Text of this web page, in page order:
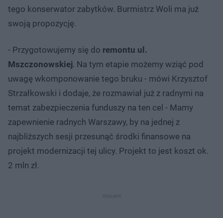
tego konserwator zabytków. Burmistrz Woli ma już
swoją propozycję.
- Przygotowujemy się do remontu ul.
Mszczonowskiej. Na tym etapie możemy wziąć pod
uwagę wkomponowanie tego bruku - mówi Krzysztof
Strzałkowski i dodaje, że rozmawiał już z radnymi na
temat zabezpieczenia funduszy na ten cel - Mamy
zapewnienie radnych Warszawy, by na jednej z
najbliższych sesji przesunąć środki finansowe na
projekt modernizacji tej ulicy. Projekt to jest koszt ok.
2 mln zł.